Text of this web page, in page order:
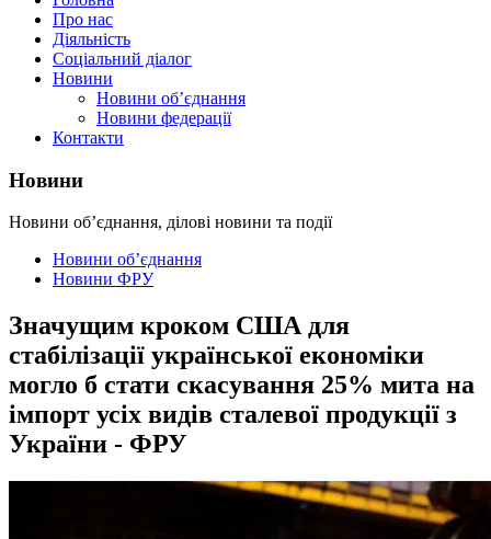
Про нас
Діяльність
Соціальний діалог
Новини
Новини об’єднання
Новини федерації
Контакти
Новини
Новини об’єднання, ділові новини та події
Новини об’єднання
Новини ФРУ
Значущим кроком США для
стабілізації української економіки
могло б стати скасування 25% мита на
імпорт усіх видів сталевої продукції з
України - ФРУ